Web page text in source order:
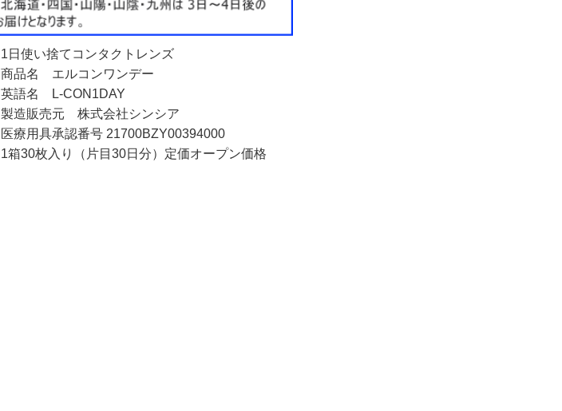
1日使い捨てコンタクトレンズ
商品名 エルコンワンデー
英語名 L-CON1DAY
製造販売元 株式会社シンシア
医療用具承認番号 21700BZY00394000
1箱30枚入り（片目30日分）定価オープン価格